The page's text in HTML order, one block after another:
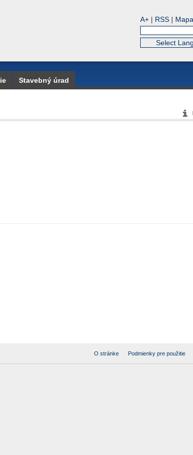
A+ | RSS |
Select
Stavebný úrad
O stránke Podmienky pre použitie